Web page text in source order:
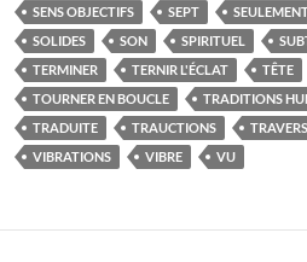
SENS OBJECTIFS
SEPT
SOLIDES
SON SPIRITUEL
TERMINER
TERNIR L'ÉCLAT TÊTE
TOURNER EN BOUCLE
TRADITIONS
TRADUITE
TRAUCTIONS TRAVERS
VIBRATIONS
VIBRE VU